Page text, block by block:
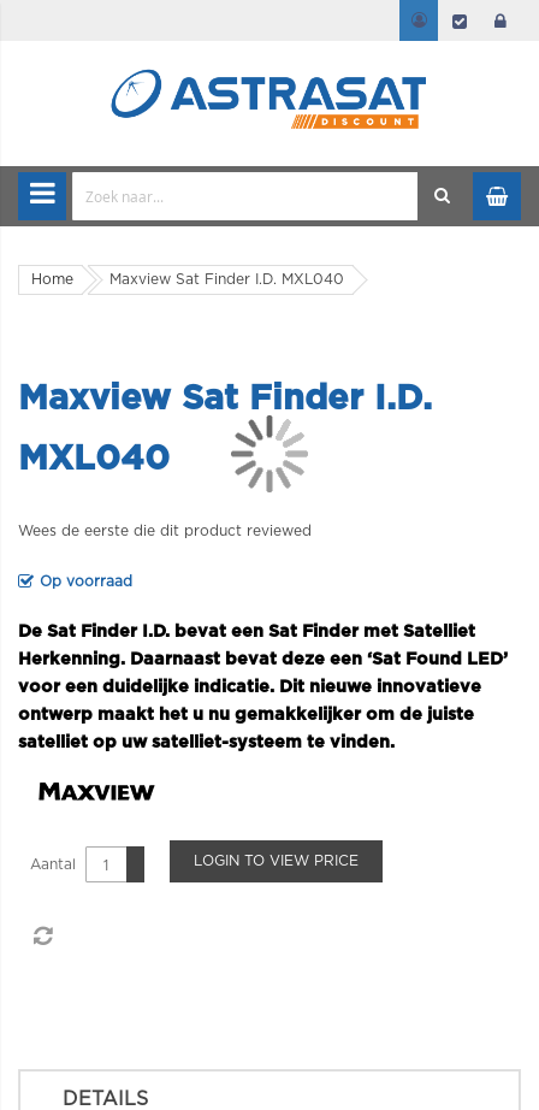
Home Maxview Sat Finder I.D. MXL040
Maxview Sat Finder I.D.
MXL040
Wees de eerste die dit product reviewed
Op voorraad
De Sat Finder I.D. bevat een Sat Finder met Satelliet
Herkenning. Daarnaast bevat deze een ‘Sat Found LED’
voor een duidelijke indicatie. Dit nieuwe innovatieve
ontwerp maakt het u nu gemakkelijker om de juiste
satelliet op uw satelliet-systeem te vinden.
Aantal LOGIN TO VIEW PRICE
DETAILS